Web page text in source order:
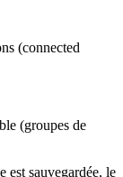
(connected
(groupes de
est sauvegardée, le